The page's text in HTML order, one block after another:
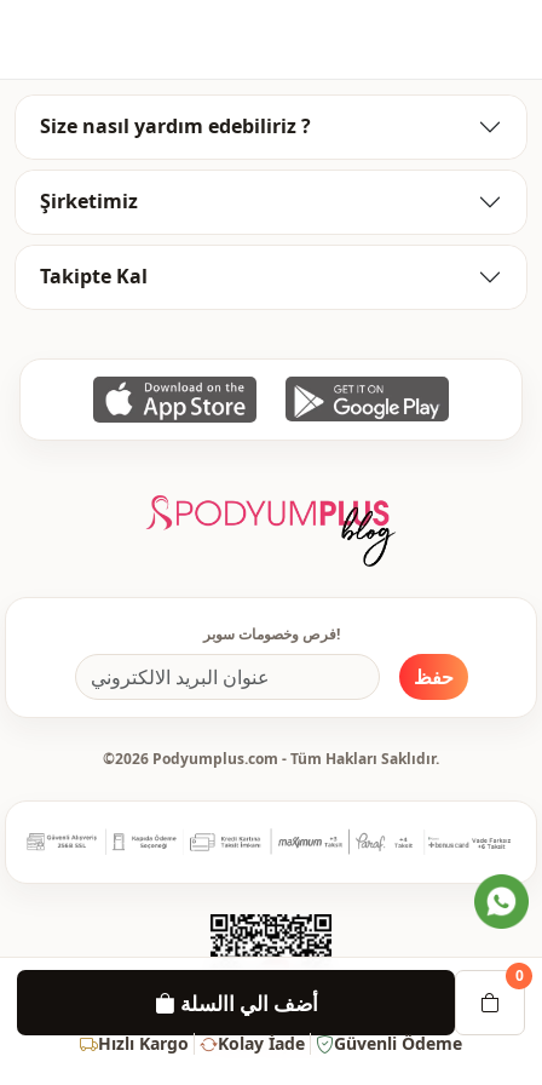
أضف الي االسلة
0
Hızlı Kargo Kolay İade Güvenli Ödeme
الطول طول الخصر
الأناقة
نوع النسيج منسوج
زخرفي
كم طويل
تفاصيل مكشكش
ليكرا
الاستخدام دعوة
Size nasıl yardım edebiliriz ?
Şirketimiz
Takipte Kal
فرص وخصومات سوبر!
حفظ
©2026 Podyumplus.com - Tüm Hakları Saklıdır.